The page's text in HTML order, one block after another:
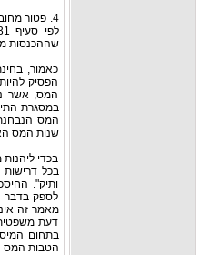
4. פטור
שההכנסות
כאמור,
הפסיק
המס, אשר
במסגרת
שנות המס
בכדי
בכל
ותיק".
לספק בדבר
מאמר זה
דעת
בתחום
הטבות המס